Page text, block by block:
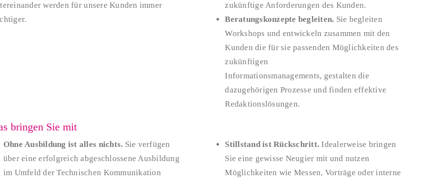
werden für unsere Kunden immer
zukünftige Anforderungen des Kunden.
Beratungskonzepte begleiten. Sie begleiten
Workshops und entwickeln zusammen mit den
Kunden die für sie passenden Möglichkeiten des
zukünftigen
Informationsmanagements, gestalten die
dazugehörigen Prozesse und finden effektive
Redaktionslösungen.
bringen Sie mit
Ohne Ausbildung ist alles nichts. Sie verfügen
über eine erfolgreich abgeschlossene Ausbildung
im Umfeld der Technischen Kommunikation
Stillstand ist Rückschritt. Idealerweise bringen
Sie eine gewisse Neugier mit und nutzen
Möglichkeiten wie Messen, Vorträge oder interne